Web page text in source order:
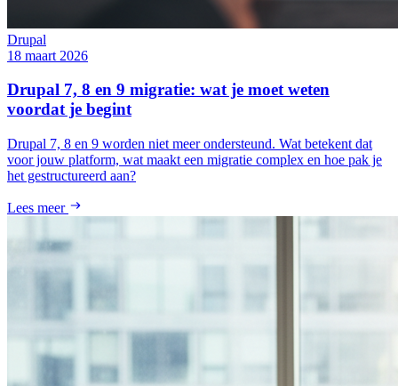
Drupal
18 maart 2026
Drupal 7, 8 en 9 migratie: wat je moet weten
voordat je begint
Drupal 7, 8 en 9 worden niet meer ondersteund. Wat betekent dat
voor jouw platform, wat maakt een migratie complex en hoe pak je
het gestructureerd aan?
Lees meer